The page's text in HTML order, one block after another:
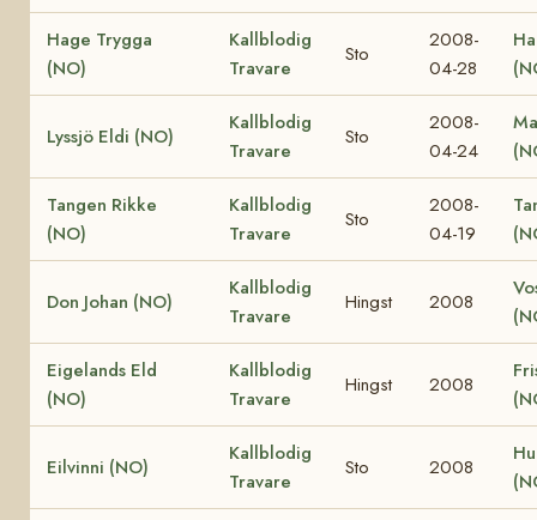
Hage Trygga
(NO)
Kallblodig
Travare
Sto
2008-
04-28
Lyssjö Eldi (NO)
Kallblodig
Travare
Sto
2008-
04-24
Tangen Rikke
(NO)
Kallblodig
Travare
Sto
2008-
04-19
Don Johan (NO)
Kallblodig
Travare
Hingst 2008
Eigelands Eld
(NO)
Kallblodig
Travare
Hingst 2008
Eilvinni (NO)
Kallblodig
Travare
Sto 2008